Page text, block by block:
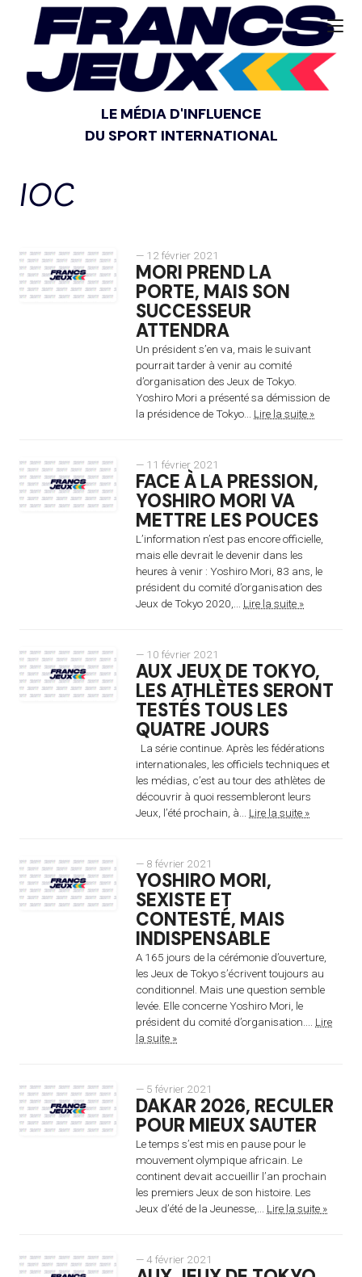
LE MÉDIA D'INFLUENCE
DU SPORT INTERNATIONAL
IOC
— 12 février 2021
MORI PREND LA
PORTE, MAIS SON
SUCCESSEUR
ATTENDRA
Un président s’en va, mais le suivant
pourrait tarder à venir au comité
d’organisation des Jeux de Tokyo.
Yoshiro Mori a présenté sa démission de
la présidence de Tokyo... Lire la suite »
— 11 février 2021
FACE À LA PRESSION,
YOSHIRO MORI VA
METTRE LES POUCES
L’information n’est pas encore officielle,
mais elle devrait le devenir dans les
heures à venir : Yoshiro Mori, 83 ans, le
président du comité d’organisation des
Jeux de Tokyo 2020,... Lire la suite »
— 10 février 2021
AUX JEUX DE TOKYO,
LES ATHLÈTES SERONT
TESTÉS TOUS LES
QUATRE JOURS
La série continue. Après les fédérations
internationales, les officiels techniques et
les médias, c’est au tour des athlètes de
découvrir à quoi ressembleront leurs
Jeux, l’été prochain, à... Lire la suite »
— 8 février 2021
YOSHIRO MORI,
SEXISTE ET
CONTESTÉ, MAIS
INDISPENSABLE
A 165 jours de la cérémonie d’ouverture,
les Jeux de Tokyo s’écrivent toujours au
conditionnel. Mais une question semble
levée. Elle concerne Yoshiro Mori, le
président du comité d’organisation.... Lire
la suite »
— 5 février 2021
DAKAR 2026, RECULER
POUR MIEUX SAUTER
Le temps s’est mis en pause pour le
mouvement olympique africain. Le
continent devait accueillir l’an prochain
les premiers Jeux de son histoire. Les
Jeux d’été de la Jeunesse,... Lire la suite »
— 4 février 2021